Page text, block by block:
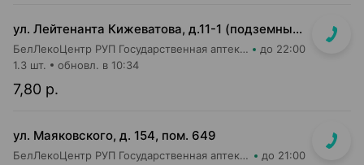
ул. Лейтенанта Кижеватова, д.11-1 (подземный переход станции метро "Неморшанский сад")
БелЛекоЦентр РУП Государственная аптека №49 до 22:00
7,80 р.
1.3 шт. обновл. в 10:34
ул. Маяковского, д. 154, пом. 649
БелЛекоЦентр РУП Государственная аптека №16 до 21:00